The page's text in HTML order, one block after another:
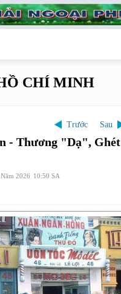
CHÍ MINH
Trước Sau
- Thương "Dạ", Ghét
2026 10:50 SA